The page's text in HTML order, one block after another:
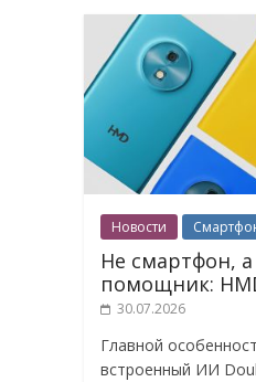
Новости
Не смартфон,
помощник:
30.07.2026
Главной
встроенный ИИ